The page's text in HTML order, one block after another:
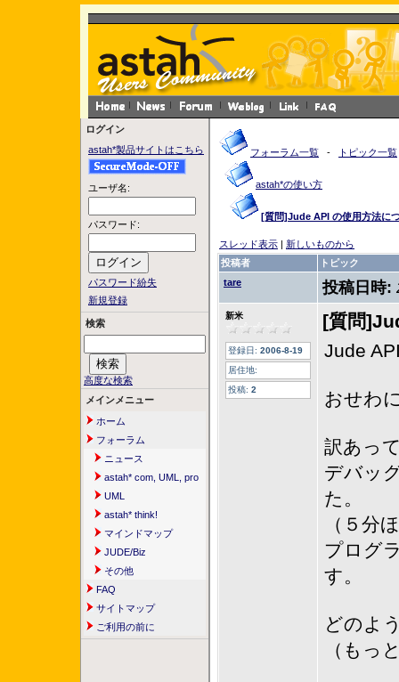
ログイン
astah*製品サイトはこちら
ユーザ名:
パスワード:
パスワード紛失
新規登録
検索
高度な検索
メインメニュー
ホーム
フォーラム
ニュース
astah* com, UML, pro
UML
astah* think!
マインドマップ
JUDE/Biz
その他
FAQ
サイトマップ
ご利用の前に
フォーラム一覧 - トピック一覧
astah*の使い方
[質問]Jude API の使用方法に
スレッド表示 | 新しいものから
投稿者
トピック
tare
投稿日時:
新米
登録日: 2006-8-19
居住地:
投稿: 2
[質問
Jude
おせわ
訳あっ
デバッ
た。
（５分
プログ
す。
どのよ
（もっ